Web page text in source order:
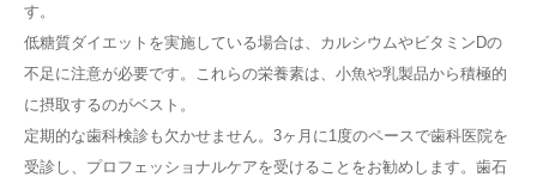
す。
低糖質ダイエットを実施している場合は、カルシウムやビタミンDの
不足に注意が必要です。これらの栄養素は、小魚や乳製品から積極的
に摂取するのがベスト。
定期的な歯科検診も欠かせません。3ヶ月に1度のペースで歯科医院を
受診し、プロフェッショナルケアを受けることをお勧めします。歯石